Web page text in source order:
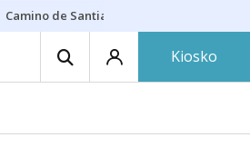
Camino de Santiago
Kiosko